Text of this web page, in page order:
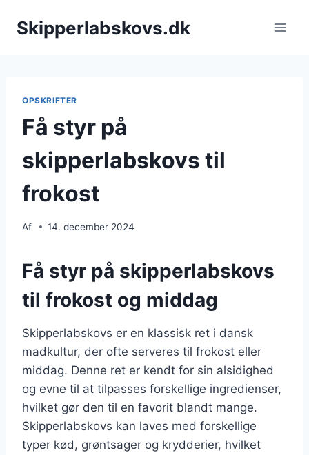
Skipperlabskovs.dk
OPSKRIFTER
Få styr på
skipperlabskovs til
frokost
Af 14. december 2024
Få styr på skipperlabskovs
til frokost og middag
Skipperlabskovs er en klassisk ret i dansk
madkultur, der ofte serveres til frokost eller
middag. Denne ret er kendt for sin alsidighed
og evne til at tilpasses forskellige ingredienser,
hvilket gør den til en favorit blandt mange.
Skipperlabskovs kan laves med forskellige
typer kød, grøntsager og krydderier, hvilket